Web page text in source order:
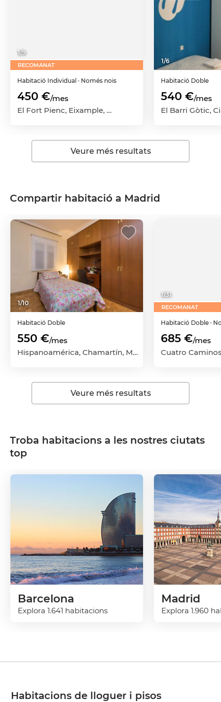
1/9
RECOMANAT
Habitació Individual · Només nois
450 €/mes
El Fort Pienc, Eixample, Barcelona Capital, Barcelona
1/6
Habitació Doble
540 €/mes
Veure més resultats
Compartir habitació a Madrid
1/10
Habitació Doble
550 €/mes
Hispanoamérica, Chamartín, Madrid Capital, Madrid
1/31
RECOMANAT
Habitació Doble ·
685 €/mes
Veure més resultats
Troba habitacions a les nostres ciutats
top
Barcelona
Explora 1.641 habitacions
Madrid
Explora 1.960
Habitacions de lloguer i pisos